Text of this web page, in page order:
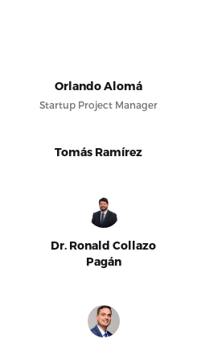
Orlando Alomá
Startup Project Manager
Tomás Ramírez
Dr. Ronald Collazo
Pagán